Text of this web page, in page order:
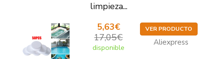
limpieza...
5,63€
17,05€
disponible
VER PRODUCTO
Aliexpress